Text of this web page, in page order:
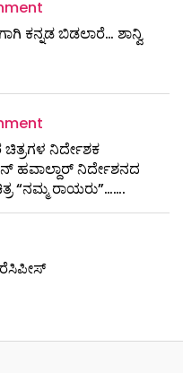
ಕನ್ನಡ ಬಿಡಲಾರೆ… ಶಾನ್ವಿ
ನಿರ್ದೇಶಕ
ಹವಾಲ್ದಾರ್ ನಿರ್ದೇಶನದ
“ನಮ್ಮ ರಾಯರು”…….